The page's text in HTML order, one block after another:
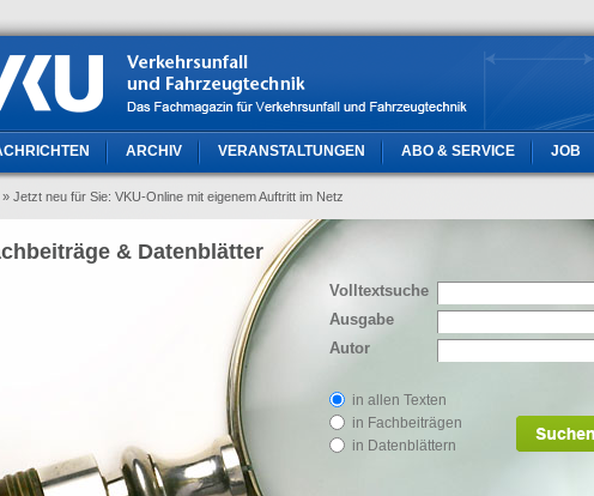
ARCHIV VERANSTALTUNGEN ABO & SERVICE JOB
» Jetzt neu für Sie: VKU-Online mit eigenem Auftritt im Netz
Volltextsuche
Ausgabe
Autor
in allen Texten
in Fachbeiträgen
in Datenblättern
& Datenblätter